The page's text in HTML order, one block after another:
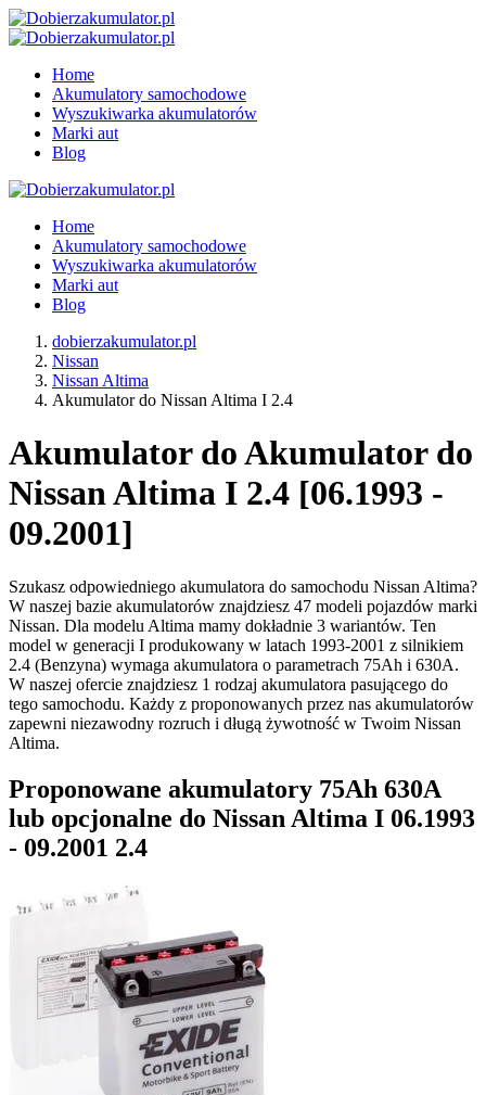
Home
Akumulatory samochodowe
Wyszukiwarka akumulatorów
Marki aut
Blog
Home
Akumulatory samochodowe
Wyszukiwarka akumulatorów
Marki aut
Blog
dobierzakumulator.pl
Nissan
Nissan Altima
Akumulator do Nissan Altima I 2.4
Akumulator do Akumulator do
Nissan Altima I 2.4 [06.1993 -
09.2001]
Szukasz odpowiedniego akumulatora do samochodu Nissan Altima?
W naszej bazie akumulatorów znajdziesz 47 modeli pojazdów marki
Nissan. Dla modelu Altima mamy dokładnie 3 wariantów. Ten
model w generacji I produkowany w latach 1993-2001 z silnikiem
2.4 (Benzyna) wymaga akumulatora o parametrach 75Ah i 630A.
W naszej ofercie znajdziesz 1 rodzaj akumulatora pasującego do
tego samochodu. Każdy z proponowanych przez nas akumulatorów
zapewni niezawodny rozruch i długą żywotność w Twoim Nissan
Altima.
Proponowane akumulatory 75Ah 630A
lub opcjonalne do Nissan Altima I 06.1993
- 09.2001 2.4